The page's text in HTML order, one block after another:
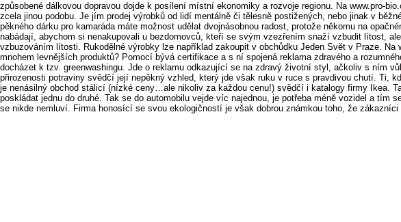
způsobené dálkovou dopravou dojde k posílení místní ekonomiky a rozvoje regionu. Na www.pro-
zcela jinou podobu. Je jím prodej výrobků od lidí mentálně či tělesně postižených, nebo jinak v
pěkného dárku pro kamaráda máte možnost udělat dvojnásobnou radost, protože někomu na
nabádají, abychom si nenakupovali u bezdomovců, kteří se svým vzezřením snaží vzbudit lítost,
vzbuzováním lítosti. Rukodělné výrobky lze například zakoupit v obchůdku Jeden Svět v Praze. Na
mnohem levnějších produktů? Pomocí bývá certifikace a s ní spojená reklama zdravého a
docházet k tzv. greenwashingu. Jde o reklamu odkazující se na zdravý životní styl, ačkoliv s ním
přirozenosti potraviny svědčí její nepěkný vzhled, který jde však ruku v ruce s pravdivou chutí. Ti,
je nenásilný obchod stálicí (nízké ceny…ale nikoliv za každou cenu!) svědčí i katalogy firmy Ikea.
poskládat jednu do druhé. Tak se do automobilu vejde víc najednou, je potřeba méně vozidel a
se nikde nemluví. Firma honosící se svou ekologičností je však dobrou známkou toho, že